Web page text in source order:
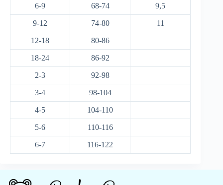
6-9 68-74 9,5
9-12 74-80 11
12-18 80-86
18-24 86-92
2-3 92-98
3-4 98-104
4-5 104-110
5-6 110-116
6-7 116-122